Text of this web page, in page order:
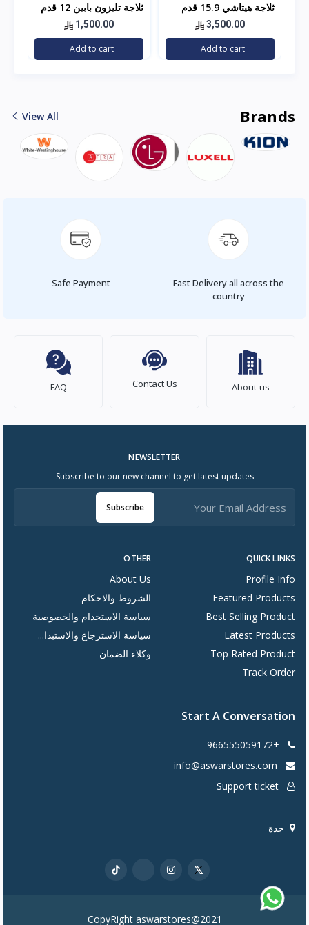
ثلاجة تليزون بابين 12 قدم
مكعب – فضي
1,500.00
Add to cart
ثلاجة هيتاشي 15.9 قدم
3,500.00
Add to cart
Brands
View All
Fast Delivery all across the
country
Safe Payment
About us
Contact Us
FAQ
QUICK LINKS
Profile Info
Featured Products
Best Selling Product
Latest Products
Top Rated Product
Track Order
OTHER
About Us
الشروط والاحكام
سياسة الاستخدام والخصوصية
سياسة الاسترجاع والاستبدا...
وكلاء الضمان
NEWSLETTER
Subscribe to our new channel to get latest updates
Subscribe
Start A Conversation
+966555059172
جدة
CopyRight aswarstores@2021